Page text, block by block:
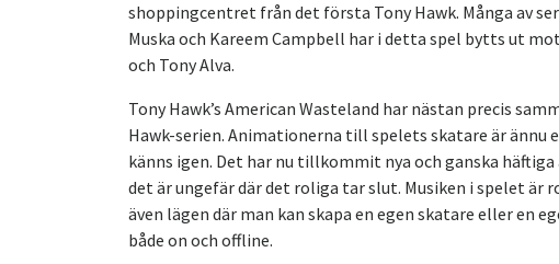
shoppingcentret från det första Tony Hawk. Många av
Muska och Kareem Campbell har i detta spel bytts ut
och Tony Alva.
Tony Hawk’s American Wasteland har nästan precis
Hawk-serien. Animationerna till spelets skatare är ännu
känns igen. Det har nu tillkommit nya och ganska
det är ungefär där det roliga tar slut. Musiken i spelet är
även lägen där man kan skapa en egen skatare eller en
både on och offline.